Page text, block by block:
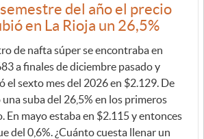
del año el precio
en La Rioja un 26,5%
de nafta súper se encontraba en
a finales de diciembre pasado y
el sexto mes del 2026 en $2.129. De
suba del 26,5% en los primeros
En mayo estaba en $2.115 y entonces
del 0,6%. ¿Cuánto cuesta llenar un